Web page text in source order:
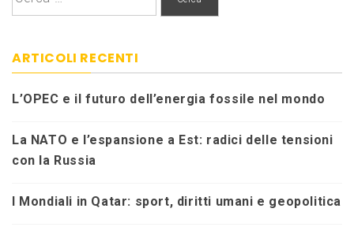
ARTICOLI RECENTI
L’OPEC e il futuro dell’energia fossile nel mondo
La NATO e l’espansione a Est: radici delle tensioni
con la Russia
I Mondiali in Qatar: sport, diritti umani e geopolitica